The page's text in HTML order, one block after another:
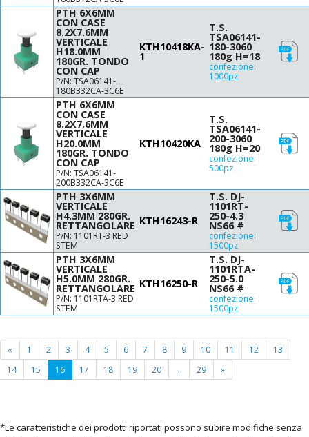
PTH 6X6MM
CON CASE
8.2X7.6MM
VERTICALE
H18.0MM
180GR. TONDO
CON CAP
P/N: TSA06141-
180B332CA-3C6E
KTH10418KA-
1
T.S.
TSA06141-
180-3060
180g H=18
confezione:
1000pz
PTH 6X6MM
CON CASE
8.2X7.6MM
VERTICALE
H20.0MM
180GR. TONDO
CON CAP
P/N: TSA06141-
200B332CA-3C6E
KTH10420KA
T.S.
TSA06141-
200-3060
180g H=20
confezione:
500pz
PTH 3X6MM
VERTICALE
H4.3MM 280GR.
RETTANGOLARE
P/N: 1101RT-3 RED
STEM
KTH16243-R
T.S. DJ-
1101RT-
250-4.3
NS66 #
confezione:
1500pz
PTH 3X6MM
VERTICALE
H5.0MM 280GR.
RETTANGOLARE
P/N: 1101RTA-3 RED
STEM
KTH16250-R
T.S. DJ-
1101RTA-
250-5.0
NS66 #
confezione:
1500pz
« 1 2 3 4 5 6 7 8 9 10 11 12
13
14
15 16(current
page)
17 18 19 20 ... 29 »
*Le caratteristiche dei prodotti riportati possono subire modifiche senza